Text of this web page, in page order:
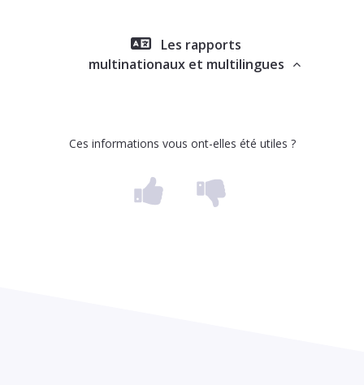
Les rapports
multinationaux et multilingues
Ces informations vous ont-elles été utiles ?